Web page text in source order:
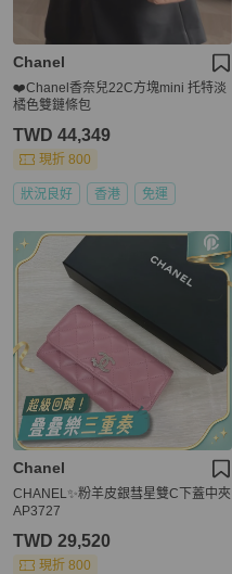
Chanel
❤️Chanel香奈兒22C方塊mini 托特淡
橘色雙鏈條包
TWD 44,349
現折 800
狀況良好 香港 免運
Chanel
CHANEL✨粉羊皮銀彗星雙C下蓋中夾
AP3727
TWD 29,520
現折 800